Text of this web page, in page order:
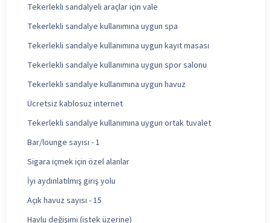
Tekerlekli sandalyeli araçlar için vale
Tekerlekli sandalye kullanımına uygun spa
Tekerlekli sandalye kullanımına uygun kayıt masası
Tekerlekli sandalye kullanımına uygun spor salonu
Tekerlekli sandalye kullanımına uygun havuz
Ücretsiz kablosuz internet
Tekerlekli sandalye kullanımına uygun ortak tuvalet
Bar/lounge sayısı - 1
Sigara içmek için özel alanlar
İyi aydınlatılmış giriş yolu
Açık havuz sayısı - 15
Havlu değişimi (istek üzerine)